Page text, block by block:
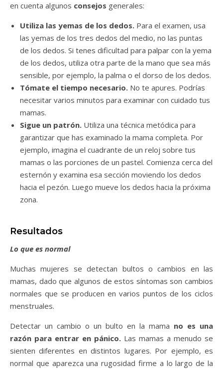
en cuenta algunos consejos generales:
Utiliza las yemas de los dedos. Para el examen, usa
las yemas de los tres dedos del medio, no las puntas
de los dedos. Si tenes dificultad para palpar con la yema
de los dedos, utiliza otra parte de la mano que sea más
sensible, por ejemplo, la palma o el dorso de los dedos.
Tómate el tiempo necesario. No te apures. Podrías
necesitar varios minutos para examinar con cuidado tus
mamas.
Sigue un patrón. Utiliza una técnica metódica para
garantizar que has examinado la mama completa. Por
ejemplo, imagina el cuadrante de un reloj sobre tus
mamas o las porciones de un pastel. Comienza cerca del
esternón y examina esa sección moviendo los dedos
hacia el pezón. Luego mueve los dedos hacia la próxima
zona.
Resultados
Lo que es normal
Muchas mujeres se detectan bultos o cambios en las
mamas, dado que algunos de estos síntomas son cambios
normales que se producen en varios puntos de los ciclos
menstruales.
Detectar un cambio o un bulto en la mama no es una
razón para entrar en pánico. Las mamas a menudo se
sienten diferentes en distintos lugares. Por ejemplo, es
normal que aparezca una rugosidad firme a lo largo de la